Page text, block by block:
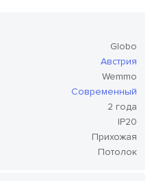
Globo
Австрия
Wemmo
Современный
2 года
IP20
Прихожая
Потолок